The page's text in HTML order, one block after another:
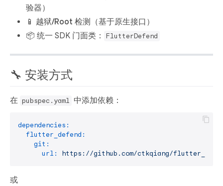
验器）
📱 越狱/Root 检测
（基于原生接口）
📦 统一 SDK 门面类：
FlutterDefend
🔧 安装方式
在 pubspec.yaml 中添加依赖：
dependencies:
flutter_defend:
git:
url:
https://github.com/ctkqiang/
或